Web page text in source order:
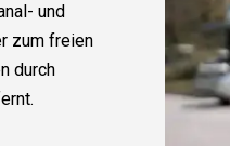
und
zum freien
durch